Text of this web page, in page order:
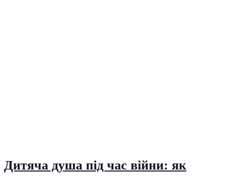
Дитяча душа під час війни: як